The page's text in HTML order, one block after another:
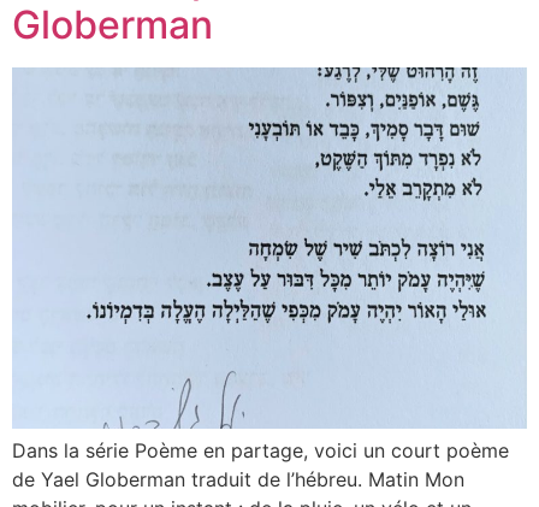
Globerman
Dans la série Poème en partage, voici un court poème
de Yael Globerman traduit de l’hébreu. Matin Mon